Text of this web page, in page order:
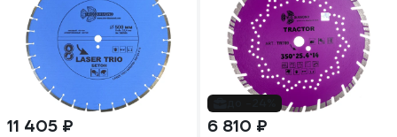
11 405 ₽ 6 810 ₽